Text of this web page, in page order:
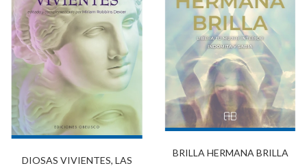
DIOSAS VIVIENTES, LAS
BRILLA HERMANA BRILLA